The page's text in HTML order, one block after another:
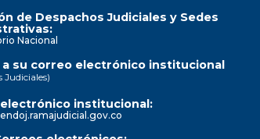
de Despachos Judiciales y Sedes
Nacional
a su correo electrónico institucional
Judiciales)
institucional: